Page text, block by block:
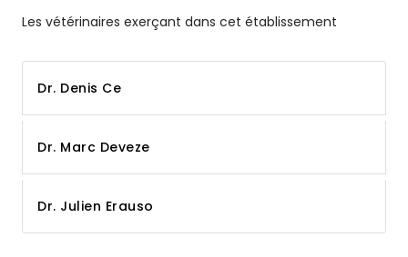
Les vétérinaires exerçant dans cet établissement
Dr. Denis Ce
Dr. Marc Deveze
Dr. Julien Erauso